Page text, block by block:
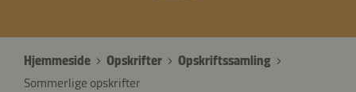
Hjemmeside Opskrifter
Opskriftssamling
Sommerlige opskrifter